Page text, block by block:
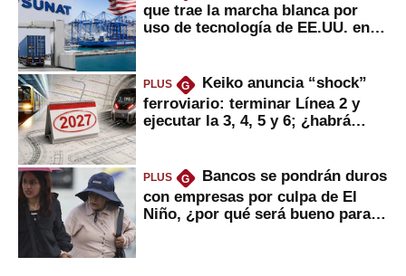
que trae la marcha blanca por
uso de tecnología de EE.UU. en
PLUS G
Keiko anuncia “shock”
ferroviario: terminar Línea 2 y
ejecutar la 3, 4, 5 y 6; ¿habrá
PLUS G
Bancos se pondrán duros
con empresas por culpa de El
Niño, ¿por qué será bueno para